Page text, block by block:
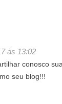
às 13:02
conosco
seu blog!!!